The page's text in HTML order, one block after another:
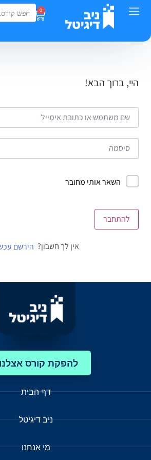
0
Search
for:
Button
היי, ברוך הבא!
השאר אותי מחובר
להתחבר
אין לך חשבון? הירשם
להפקת קורס אצלנו
דף הבית
ניב דיגיטל
מי אנחנו